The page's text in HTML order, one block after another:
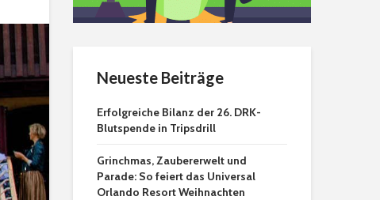
Neueste Beiträge
Erfolgreiche Bilanz der 26. DRK-
Blutspende in Tripsdrill
Grinchmas, Zaubererwelt und
Parade: So feiert das Universal
Orlando Resort Weihnachten